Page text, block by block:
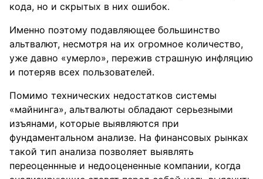
кода, но и скрытых в них ошибок.
Именно поэтому подавляющее большинство
альтвалют, несмотря на их огромное количество,
уже давно «умерло», пережив страшную инфляцию
и потеряв всех пользователей.
Помимо технических недостатков системы
«майнинга», альтвалюты обладают серьезными
изъянами, которые выявляются при
фундаментальном анализе. На финансовых рынках
такой тип анализа позволяет выявлять
переоценнные и недооцененные компании, когда